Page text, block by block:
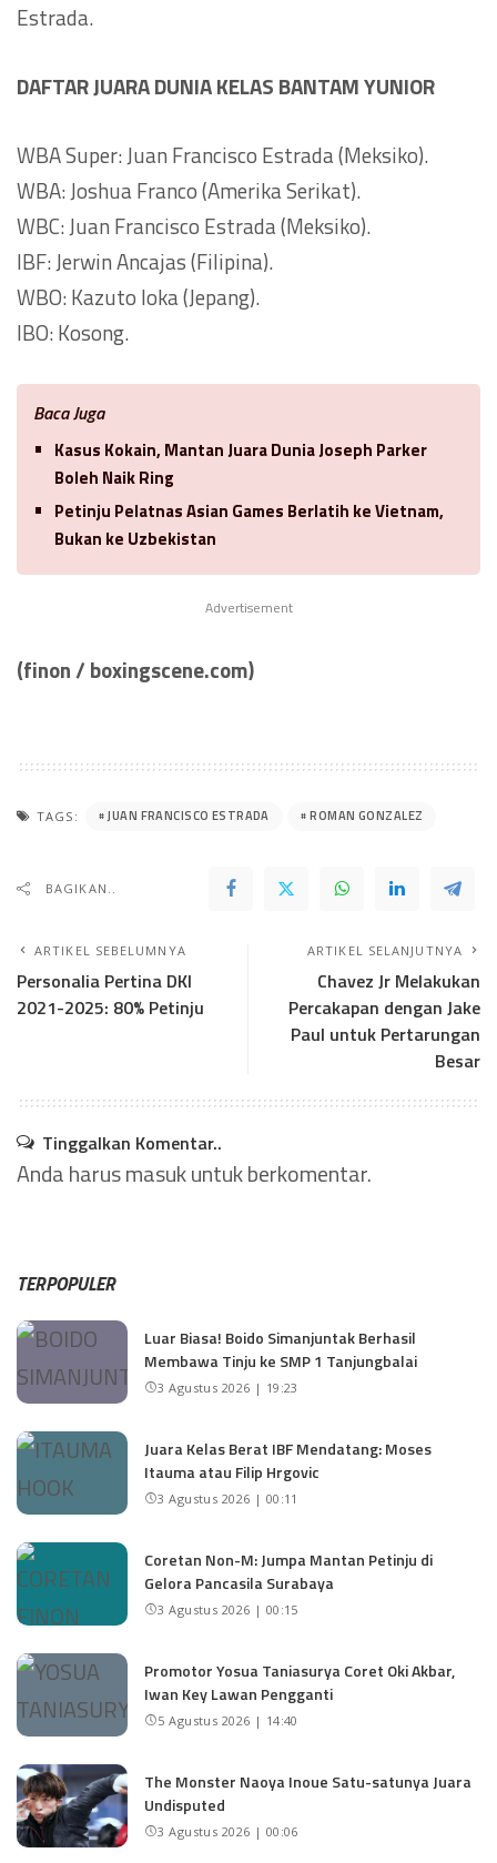
Estrada.
DAFTAR JUARA DUNIA KELAS BANTAM YUNIOR
WBA Super: Juan Francisco Estrada (Meksiko).
WBA: Joshua Franco (Amerika Serikat).
WBC: Juan Francisco Estrada (Meksiko).
IBF: Jerwin Ancajas (Filipina).
WBO: Kazuto Ioka (Jepang).
IBO: Kosong.
Baca Juga
Kasus Kokain, Mantan Juara Dunia Joseph Parker
Boleh Naik Ring
Petinju Pelatnas Asian Games Berlatih ke Vietnam,
Bukan ke Uzbekistan
Advertisement
(finon / boxingscene.com)
TAGS: JUAN FRANCISCO ESTRADA ROMAN GONZALEZ
BAGIKAN..
ARTIKEL SEBELUMNYA
Personalia Pertina DKI
2021-2025: 80% Petinju
ARTIKEL SELANJUTNYA
Chavez Jr Melakukan
Percakapan dengan Jake
Paul untuk Pertarungan
Besar
Tinggalkan Komentar..
Anda harusmasukuntuk berkomentar.
TERPOPULER
Luar Biasa! Boido Simanjuntak Berhasil
Membawa Tinju ke SMP 1 Tanjungbalai
3 Agustus 2026 | 19:23
Juara Kelas Berat IBF Mendatang: Moses
Itauma atau Filip Hrgovic
3 Agustus 2026 | 00:11
Coretan Non-M: Jumpa Mantan Petinju di
Gelora Pancasila Surabaya
3 Agustus 2026 | 00:15
Promotor Yosua Taniasurya Coret Oki Akbar,
Iwan Key Lawan Pengganti
5 Agustus 2026 | 14:40
The Monster Naoya Inoue Satu-satunya Juara
Undisputed
3 Agustus 2026 | 00:06